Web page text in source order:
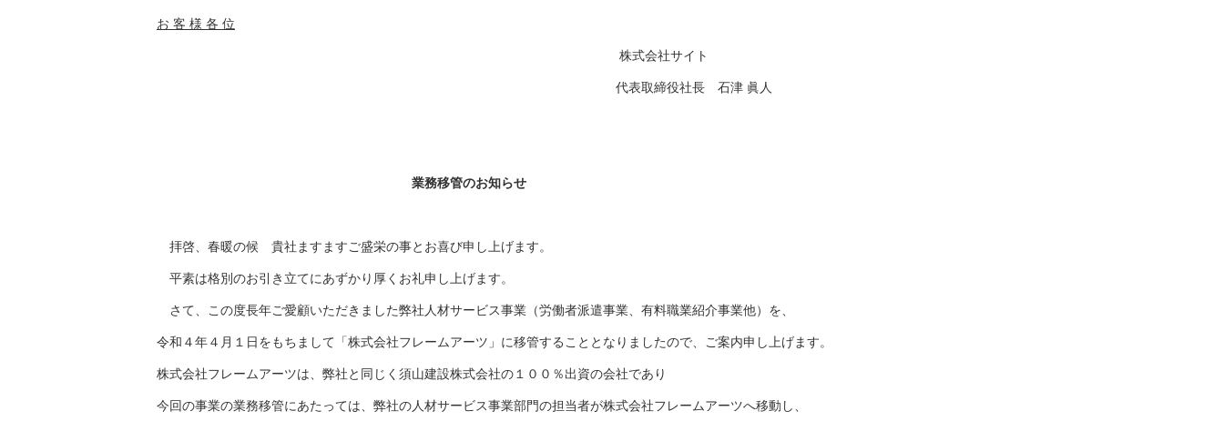
お 客 様 各 位
株式会社サイト
代表取締役社長 石津 眞人
業務移管のお知らせ
拝啓、春暖の候 貴社ますますご盛栄の事とお喜び申し上げます。
平素は格別のお引き立てにあずかり厚くお礼申し上げます。
さて、この度長年ご愛顧いただきました弊社人材サービス事業（労働者派遣事業、有料職業紹介事業他）を、
令和４年４月１日をもちまして「株式会社フレームアーツ」に移管することとなりましたので、ご案内申し上げます。
株式会社フレームアーツは、弊社と同じく須山建設株式会社の１００％出資の会社であり
今回の事業の業務移管にあたっては、弊社の人材サービス事業部門の担当者が株式会社フレームアーツへ移動し、